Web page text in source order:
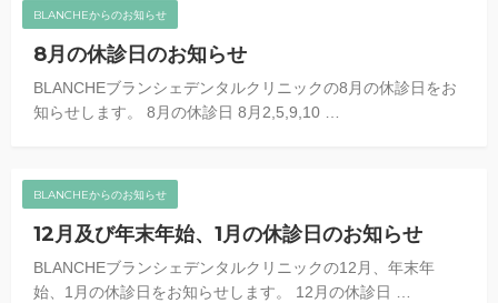
BLANCHEからのお知らせ
8月の休診日のお知らせ
BLANCHEブランシェデンタルクリニックの8月の休診日をお
知らせします。 8月の休診日 8月2,5,9,10 …
BLANCHEからのお知らせ
12月及び年末年始、1月の休診日のお知らせ
BLANCHEブランシェデンタルクリニックの12月、年末年
始、1月の休診日をお知らせします。 12月の休診日 …